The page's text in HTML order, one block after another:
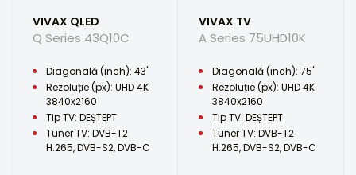
VIVAX QLED
Q Series 43Q10C
Diagonală (inch): 43"
Rezoluție (px): UHD 4K
3840x2160
Tip TV: DEȘTEPT
Tuner TV: DVB-T2
H.265, DVB-S2, DVB-C
VIVAX TV
A Series 75UHD10K
Diagonală (inch): 75"
Rezoluție (px): UHD 4K
3840x2160
Tip TV: DEȘTEPT
Tuner TV: DVB-T2
H.265, DVB-S2, DVB-C